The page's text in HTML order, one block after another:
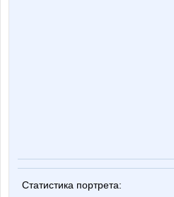
Статистика портрета: